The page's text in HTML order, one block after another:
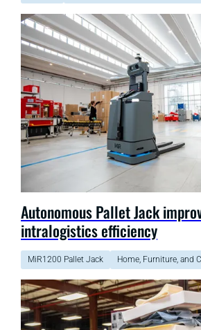
Autonomous Pallet Jack
intralogistics efficiency
MiR1200 Pallet Jack Home, Furniture, and